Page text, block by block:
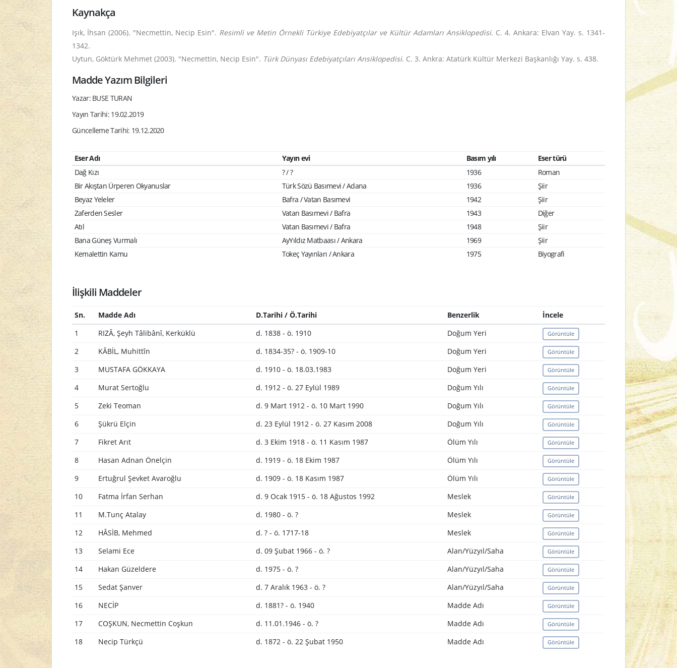
Kaynakça
Işık, İhsan (2006). "Necmettin, Necip Esin". Resimli ve Metin Örnekli Türkiye Edebiyatçılar ve Kültür Adamları Ansiklopedisi. C. 4. Ankara: Elvan Yay. s. 1341-
1342.
Uytun, Göktürk Mehmet (2003). "Necmettin, Necip Esin". Türk Dünyası Edebiyatçıları Ansiklopedisi. C. 3. Ankra: Atatürk Kültür Merkezi Başkanlığı Yay. s. 438.
Madde Yazım Bilgileri
Yazar: BUSE TURAN
Yayın Tarihi: 19.02.2019
Güncelleme Tarihi: 19.12.2020
Eser Adı Yayın evi Basım yılı
Eser türü
Dağ Kızı
? / ? 1936
Roman
Bir Akıştan Ürperen Okyanuslar
Türk Sözü Basımevi / Adana 1936
Şiir
Beyaz Yeleler
Bafra / Vatan Basımevi 1942
Şiir
Zaferden Sesler
Vatan Basımevi / Bafra 1943
Diğer
Atıl
Vatan Basımevi / Bafra 1948
Şiir
Bana Güneş Vurmalı
AyYıldız Matbaası / Ankara 1969
Şiir
Kemalettin Kamu
Tokeç Yayınları / Ankara 1975 Biyografi
İlişkili Maddeler
Sn. Madde Adı D.Tarihi / Ö.Tarihi Benzerlik
İncele
1
RIZÂ, Şeyh Tâlibânî, Kerküklü d. 1838 - ö. 1910 Doğum Yeri Görüntüle
2 KÂBİL, Muhittîn d. 1834-35? - ö. 1909-10 Doğum Yeri Görüntüle
3 MUSTAFA GÖKKAYA d. 1910 - ö. 18.03.1983 Doğum Yeri Görüntüle
4 Murat Sertoğlu d. 1912 - ö. 27 Eylül 1989 Doğum Yılı Görüntüle
5 Zeki Teoman d. 9 Mart 1912 - ö. 10 Mart 1990 Doğum Yılı Görüntüle
6 Şükrü Elçin d. 23 Eylül 1912 - ö. 27 Kasım 2008 Doğum Yılı Görüntüle
7 Fikret Arıt d. 3 Ekim 1918 - ö. 11 Kasım 1987 Ölüm Yılı Görüntüle
8 Hasan Adnan Önelçin d. 1919 - ö. 18 Ekim 1987 Ölüm Yılı Görüntüle
9 Ertuğrul Şevket Avaroğlu d. 1909 - ö. 18 Kasım 1987 Ölüm Yılı Görüntüle
10 Fatma İrfan Serhan d. 9 Ocak 1915 - ö. 18 Ağustos 1992 Meslek Görüntüle
11 M.Tunç Atalay d. 1980 - ö. ? Meslek Görüntüle
12 HÂSİB, Mehmed d. ? - ö. 1717-18 Meslek Görüntüle
13 Selami Ece d. 09 Şubat 1966 - ö. ? Alan/Yüzyıl/Saha Görüntüle
14 Hakan Güzeldere d. 1975 - ö. ? Alan/Yüzyıl/Saha Görüntüle
15 Sedat Şanver d. 7 Aralık 1963 - ö. ? Alan/Yüzyıl/Saha Görüntüle
16 NECİP d. 1881? - ö. 1940 Madde Adı Görüntüle
17 COŞKUN, Necmettin Coşkun d. 11.01.1946 - ö. ? Madde Adı Görüntüle
18 Necip Türkçü d. 1872 - ö. 22 Şubat 1950 Madde Adı Görüntüle